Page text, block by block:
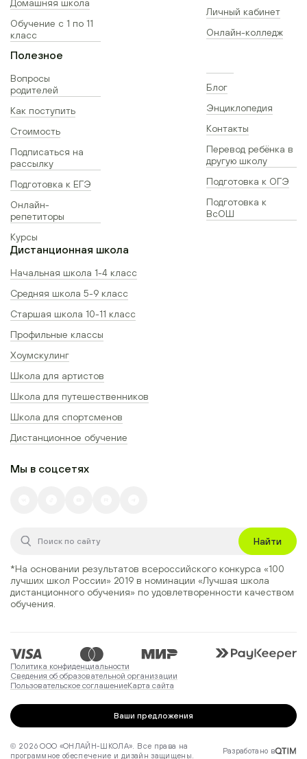
Домашняя школа
Обучение с 1 по 11
класс
Личный кабинет
Онлайн-колледж
Полезное
Вопросы
родителей
Как поступить
Стоимость
Подписаться на
рассылку
Подготовка к ЕГЭ
Онлайн-
репетиторы
Курсы
Блог
Энциклопедия
Контакты
Перевод ребёнка в
другую школу
Подготовка к ОГЭ
Подготовка к
ВсОШ
Дистанционная школа
Начальная школа 1-4 класс
Средняя школа 5-9 класс
Старшая школа 10-11 класс
Профильные классы
Хоумскулинг
Школа для артистов
Школа для путешественников
Школа для спортсменов
Дистанционное обучение
Мы в соцсетях
Найти
*На основании результатов всероссийского конкурса «100
лучших школ России» 2019 в номинации «Лучшая школа
дистанционного обучения» по удовлетворенности качеством
обучения.
Политика конфиденциальности
Сведения об образовательной организации
Пользовательское соглашениеКарта сайта
Ваши предложения
© 2026 ООО «ОНЛАЙН-ШКОЛА». Все права на
программное обеспечение и дизайн защищены.
Разработано в